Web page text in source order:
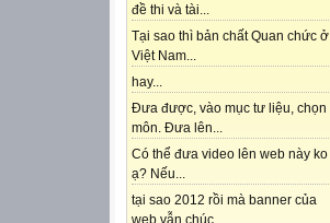
đề thi và tài...
Tại sao thì bản chất Quan chức ở
Việt Nam...
hay...
Đưa được, vào mục tư liệu, chọn
môn. Đưa lên...
Có thể đưa video lên web này ko
ạ? Nếu...
tại sao 2012 rồi mà banner của
web vẫn chúc...